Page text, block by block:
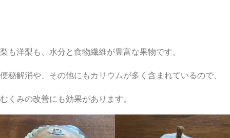
梨も洋梨も、水分と食物繊維が豊富な果物です。
便秘解消や、その他にもカリウムが多く含まれているので、
むくみの改善にも効果があります。